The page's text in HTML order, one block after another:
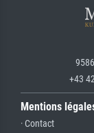
+43
Mentions
· Contact